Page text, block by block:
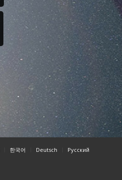
한국어 Deutsch Pусский